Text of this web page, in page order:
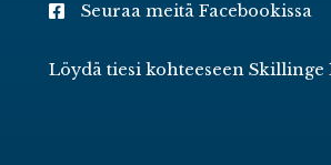
Seuraa meitä Facebookissa
Löydä tiesi kohteeseen Skillinge